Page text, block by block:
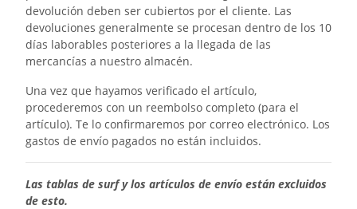
devolución deben ser cubiertos por el cliente. Las
devoluciones generalmente se procesan dentro de los 10
días laborables posteriores a la llegada de las
mercancías a nuestro almacén.
Una vez que hayamos verificado el artículo,
procederemos con un reembolso completo (para el
artículo). Te lo confirmaremos por correo electrónico. Los
gastos de envío pagados no están incluidos.
Las tablas de surf y los artículos de envío están excluidos
de esto.